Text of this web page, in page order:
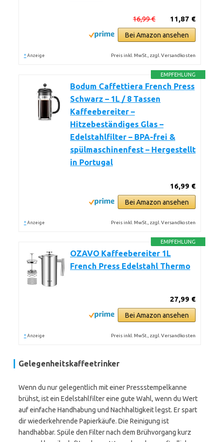
11,87 €
16,99 €
Bei Amazon ansehen
* Anzeige Preis inkl. MwSt., zzgl. Versandkosten
EMPFEHLUNG
Bodum Caffettiera French Press
Schwarz – 1L / 8 Tassen
Kaffeebereiter –
Hitzebeständiges Glas –
Edelstahlfilter – BPA-frei &
spülmaschinenfest – Hergestellt
in Portugal
16,99 €
Bei Amazon ansehen
* Anzeige Preis inkl. MwSt., zzgl. Versandkosten
EMPFEHLUNG
OZAVO Kaffeebereiter 1L
French Press Edelstahl Thermo
27,99 €
Bei Amazon ansehen
* Anzeige Preis inkl. MwSt., zzgl. Versandkosten
Gelegenheitskaffeetrinker
Wenn du nur gelegentlich mit einer Pressstempelkanne
brühst, ist ein Edelstahlfilter eine gute Wahl, wenn du Wert
auf einfache Handhabung und Nachhaltigkeit legst. Er spart
dir wiederkehrende Papierkäufe. Die Reinigung ist
handhabbar. Spüle den Filter nach dem Brühvorgang kurz